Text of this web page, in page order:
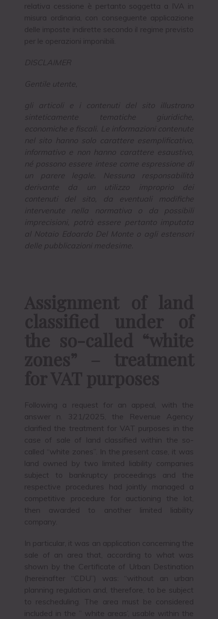
relativa cessione è pertanto soggetta a IVA in
misura ordinaria, con conseguente applicazione
delle imposte indirette secondo il regime previsto
per le operazioni imponibili.
DISCLAIMER
Gentile utente,
gli articoli e i contenuti del sito illustrano
sinteticamente tematiche giuridiche,
economiche e fiscali. Le informazioni contenute
nel sito hanno solo carattere esemplificativo,
informativo e non hanno carattere esaustivo,
né possono essere intese come espressione di
un parere legale. Nessuna responsabilità
derivante da un utilizzo improprio dei
contenuti del sito, da eventuali modifiche
intervenute nella normativa o da possibili
imprecisioni, potrà essere pertanto imputata
al Notaio Edoardo Del Monte o agli estensori
delle pubblicazioni medesime.
Following a request for an appeal, with the
answer n. 321/2025, the Revenue Agency
clarified the treatment for VAT purposes in the
case of sale of land classified within the so-
called “white zones”. In the present case, it was
land owned by two limited liability companies
subject to bankruptcy proceedings and the
respective procedures had jointly managed a
competitive procedure for auctioning the lot,
then awarded to another limited liability
company.
In particular, it was an application concerning the
sale of an area that, according to what was
shown by the Certificate of Urban Destination
(hereinafter “CDU”) was: “without an urban
planning regulation and, therefore, to be subject
to rescheduling. The area must be considered
included in the ” white areas’, usable within the